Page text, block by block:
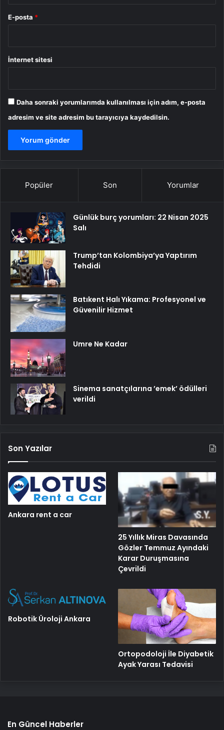
E-posta *
İnternet sitesi
Daha sonraki yorumlarımda kullanılması için adım, e-posta
adresim ve site adresim bu tarayıcıya kaydedilsin.
Popüler Son Yorumlar
Günlük burç yorumları: 22 Nisan 2025
Salı
Trump’tan Kolombiya’ya Yaptırım
Tehdidi
Batıkent Halı Yıkama: Profesyonel ve
Güvenilir Hizmet
Umre Ne Kadar
Sinema sanatçılarına ’emek’ ödülleri
verildi
Son Yazılar
Ankara rent a car
25 Yıllık Miras Davasında
Gözler Temmuz Ayındaki
Karar Duruşmasına
Çevrildi
Robotik Üroloji Ankara
Ortopodoloji İle Diyabetik
Ayak Yarası Tedavisi
En Güncel Haberler